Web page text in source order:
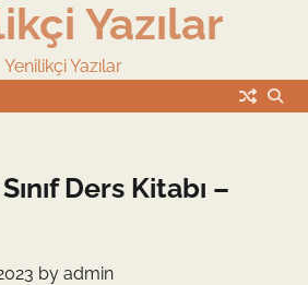
Yazılar
Yenilikçi Yazılar
Ders Kitabı –
by admin